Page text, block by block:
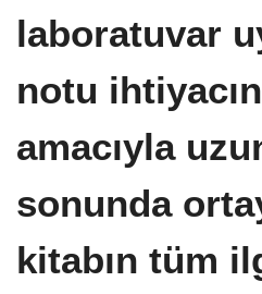
laboratuvar
notu
amacıyla
sonunda
kitabın tüm